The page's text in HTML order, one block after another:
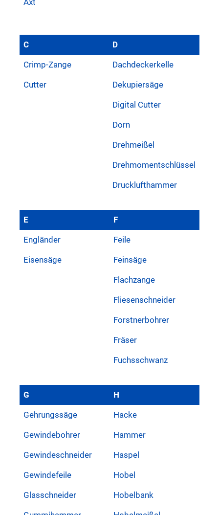
C
Crimp-Zange
Cutter
D
Dachdeckerkelle
Dekupiersäge
Digital Cutter
Dorn
Drehmeißel
Drehmomentschlüssel
Drucklufthammer
E
Engländer
Eisensäge
F
Feile
Feinsäge
Flachzange
Fliesenschneider
Forstnerbohrer
Fräser
Fuchsschwanz
G
Gehrungssäge
Gewindebohrer
Gewindeschneider
Gewindefeile
Glasschneider
H
Hacke
Hammer
Haspel
Hobel
Hobelbank